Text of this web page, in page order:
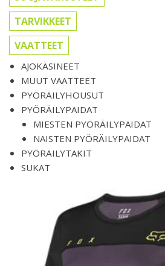
TARVIKKEET
VAATTEET
AJOKÄSINEET
MUUT VAATTEET
PYÖRÄILYHOUSUT
PYÖRÄILYPAIDAT
MIESTEN PYÖRÄILYPAIDAT
NAISTEN PYÖRÄILYPAIDAT
PYÖRÄILYTAKIT
SUKAT